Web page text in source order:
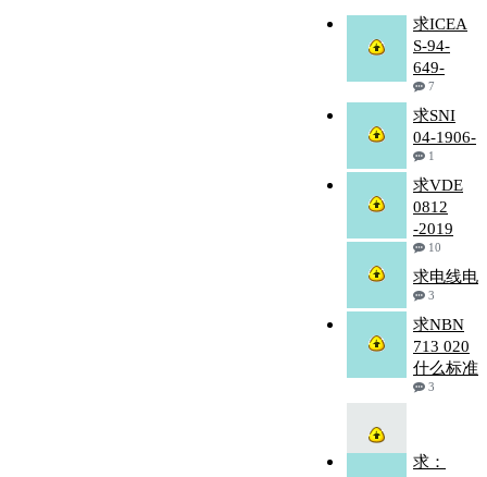
求ICEA
S-94-
649-
7
求SNI
04-1906-
1
求VDE
0812
-2019
10
求电线电
3
求NBN
713 020
什么标准
3
求：